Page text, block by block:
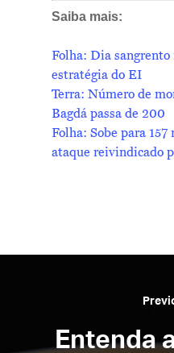
Saiba mais:
Folha: Dia
estratégia do EI
Terra: Número de
Bagdá passa de 200
Folha: Sobe para
ataque reivindicado
Entenda